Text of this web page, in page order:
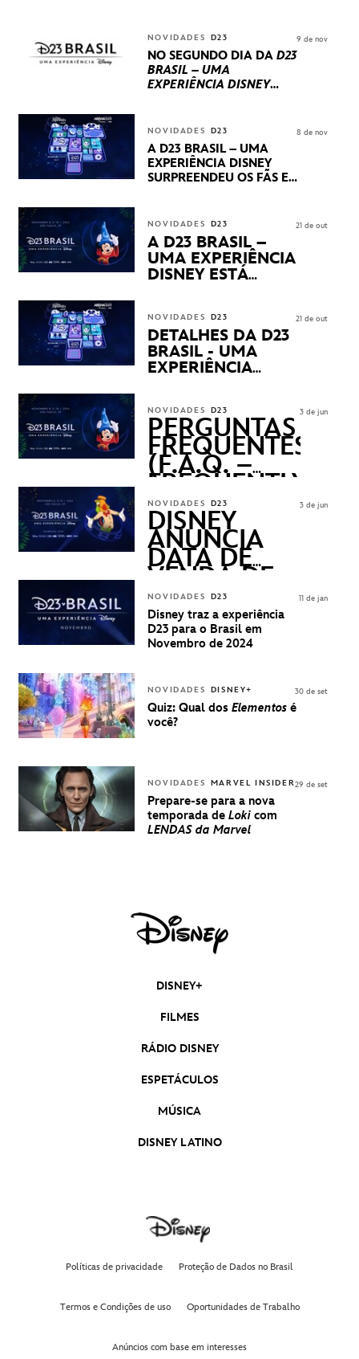
INTERNACIONAIS E
PRODUÇÕES BRASILEIRAS
NOVIDADES D23
NO SEGUNDO DIA DA D23
BRASIL – UMA
EXPERIÊNCIA DISNEY
STUDIOS REVELARAM
PRÉVIAS E NOVIDADES
DOS SEUS PRÓXIMOS
LANÇAMENTOS
9 de nov
NOVIDADES D23
A D23 BRASIL – UMA
EXPERIÊNCIA DISNEY
SURPREENDEU OS FÃS EM
APRESENTAÇÕES E
PRODUTOS EXCLUSIVOS
NO TRANSAMÉRICA EXPO
CENTER EM SÃO PAULO
8 de nov
NOVIDADES D23
A D23 BRASIL –
UMA EXPERIÊNCIA
DISNEY ESTÁ
21 de out
NOVIDADES D23
DETALHES DA D23
BRASIL - UMA
EXPERIÊNCIA
21 de out
NOVIDADES D23
PERGUNTAS
FREQUENTES
(F.A.Q. –
FREQUENTLY
ASKED
QUESTIONS)
3 de jun
NOVIDADES D23
DISNEY
ANUNCIA
DATA DE
VENDA DE
INGRESSOS
PARA A D23
BRASIL -
UMA
DISNEY
3 de jun
NOVIDADES D23
Disney traz a experiência
D23 para o Brasil em
Novembro de 2024
11 de jan
NOVIDADES DISNEY+
Quiz: Qual dos Elementos é
você?
30 de set
NOVIDADES MARVEL INSIDER
Prepare-se para a nova
temporada de Loki com
LENDAS da Marvel
29 de set
DISNEY+
FILMES
RÁDIO DISNEY
ESPETÁCULOS
MÚSICA
DISNEY LATINO
Políticas de privacidade Proteção de Dados no Brasil
Termos e Condições de uso Oportunidades de Trabalho
Anúncios com base em interesses